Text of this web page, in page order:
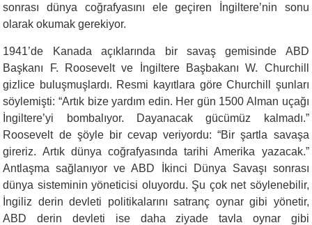
sonrası dünya coğrafyasını ele geçiren İngiltere’nin sonu
olarak okumak gerekiyor.
1941’de Kanada açıklarında bir savaş gemisinde ABD
Başkanı F. Roosevelt ve İngiltere Başbakanı W. Churchill
gizlice buluşmuşlardı. Resmi kayıtlara göre Churchill şunları
söylemişti: “Artık bize yardım edin. Her gün 1500 Alman uçağı
İngiltere’yi bombalıyor. Dayanacak gücümüz kalmadı.”
Roosevelt de şöyle bir cevap veriyordu: “Bir şartla savaşa
gireriz. Artık dünya coğrafyasında tarihi Amerika yazacak.”
Antlaşma sağlanıyor ve ABD İkinci Dünya Savaşı sonrası
dünya sisteminin yöneticisi oluyordu. Şu çok net söylenebilir,
İngiliz derin devleti politikalarını satranç oynar gibi yönetir,
ABD derin devleti ise daha ziyade tavla oynar gibi